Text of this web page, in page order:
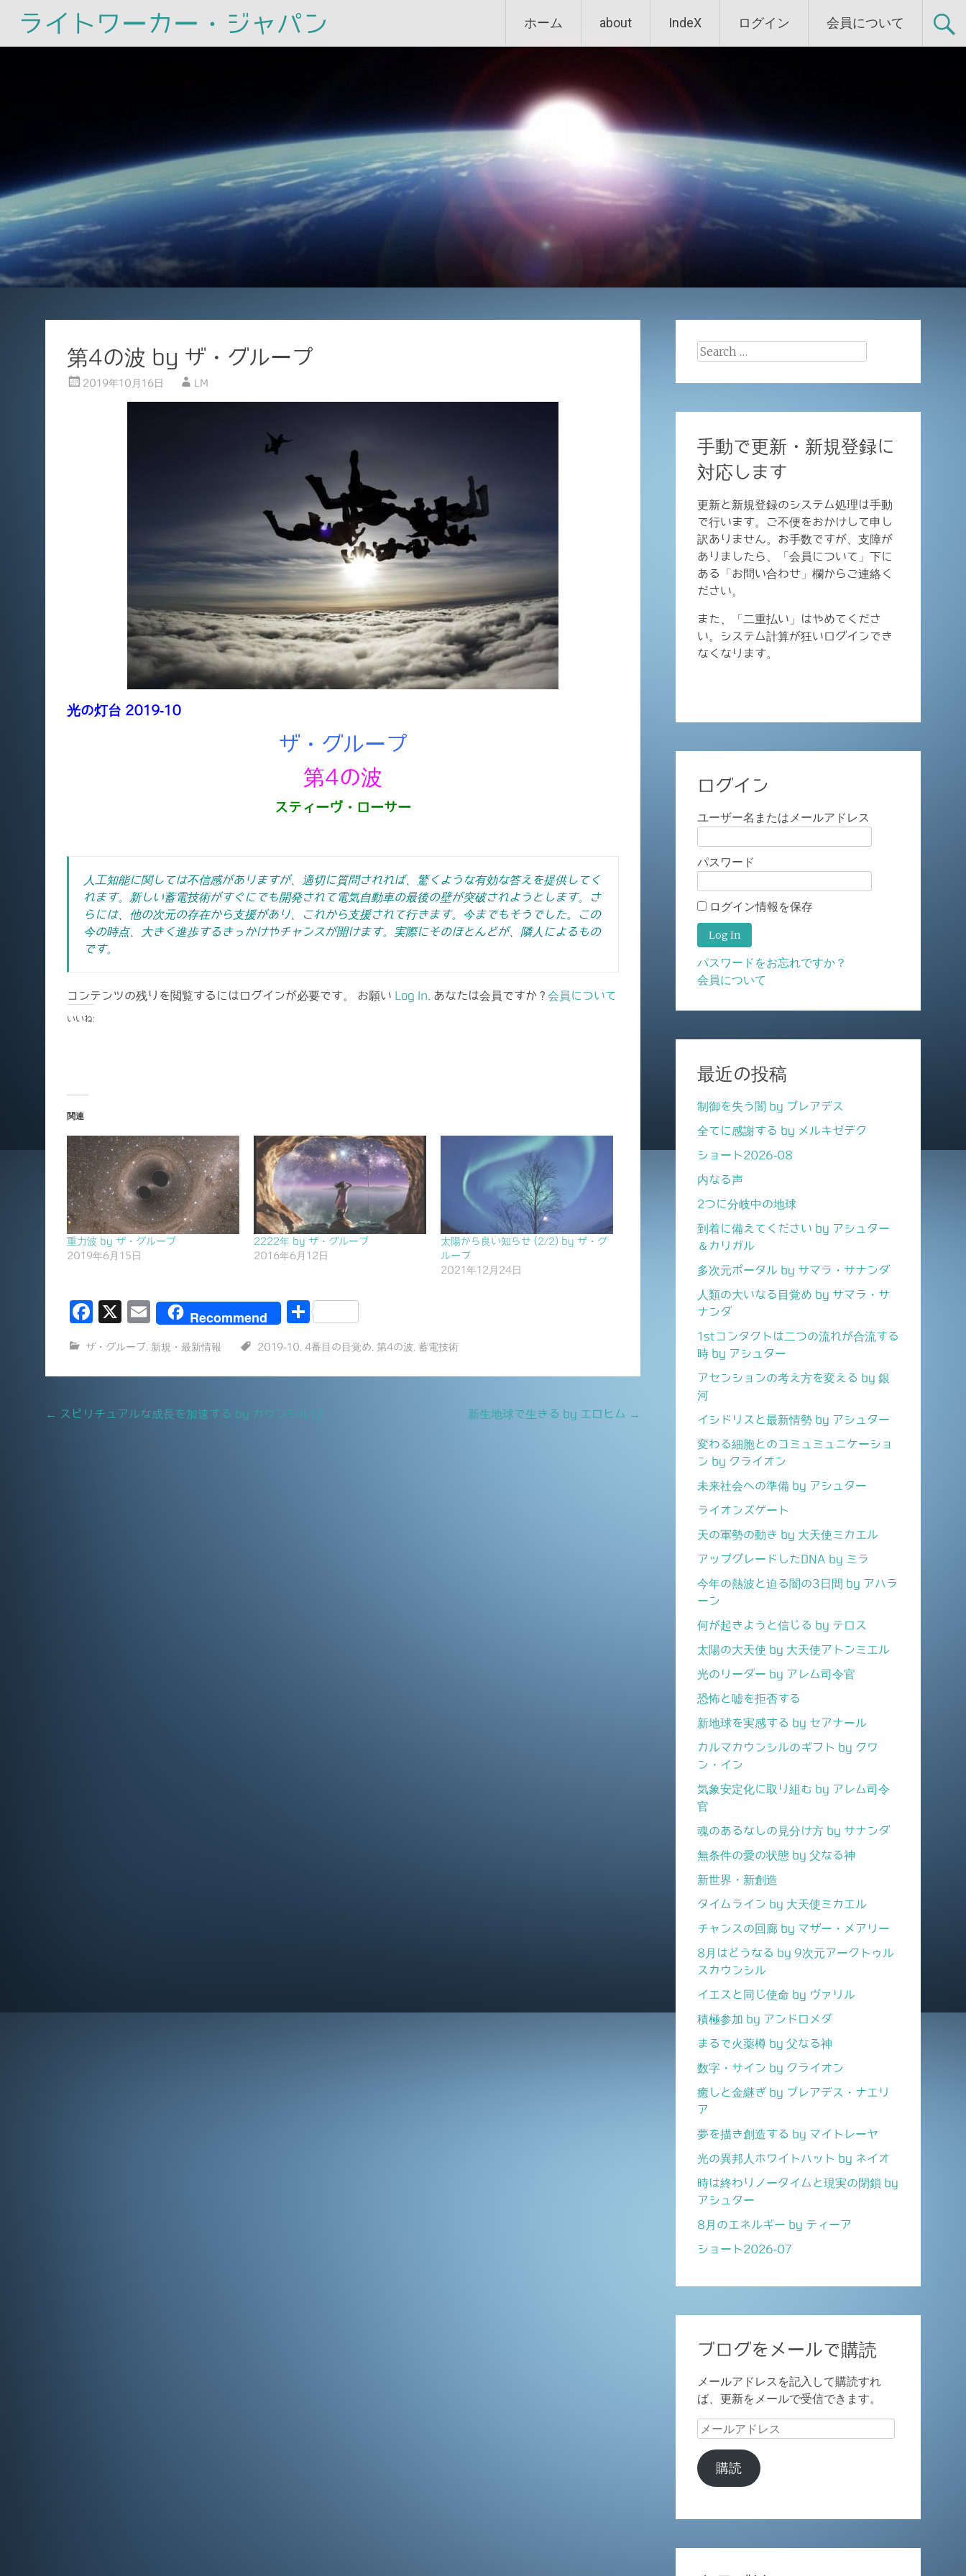
ライトワーカー・ジャパン
to
ホーム about IndeX ログイン 会員について
第4の波 by ザ・グループ
2019年10月16日 LM
光の灯台 2019-10
ザ・グループ
第4の波
スティーヴ・ローサー
人工知能に関しては不信感がありますが、適切に質問されれば、驚くような有効な答えを提供してく
れます。新しい蓄電技術がすぐにでも開発されて電気自動車の最後の壁が突破されようとします。さ
らには、他の次元の存在から支援があり、これから支援されて行きます。今までもそうでした。この
今の時点、大きく進歩するきっかけやチャンスが開けます。実際にそのほとんどが、隣人によるもの
です。
コンテンツの残りを閲覧するにはログインが必要です。 お願い Log In . あなたは会員ですか ? 会員について
いいね:
関連
重力波 by ザ・グループ
2019年6月15日
2222年 by ザ・グループ
2016年6月12日
太陽から良い知らせ (2/2) by ザ・グ
ループ
2021年12月24日
F
e
b
X
E
ai
l
Recommend
共
ザ・グループ 新規・最新情報 2019-10 4番目の目覚め 第4の波 蓄電技術
Post
← スピリチュアルな成長を加速する by カウンシル12 新生地球で生きる by エロヒム →
Search
手動で更新・新規登録に
対応します
更新と新規登録のシステム処理は手動
で行います。ご不便をおかけして申し
訳ありません。お手数ですが、支障が
ありましたら、「会員について」下に
ある「お問い合わせ」欄からご連絡く
ださい。
また、「二重払い」はやめてくださ
い。システム計算が狂いログインでき
なくなります。
ログイン
ユーザー名またはメールアドレス
パスワード
ログイン情報を保存
パスワードをお忘れですか？
会員について
最近の投稿
制御を失う闇 by プレアデス
全てに感謝する by メルキゼデク
ショート2026-08
内なる声
2つに分岐中の地球
到着に備えてください by アシュター
＆カリガル
多次元ポータル by サマラ・サナンダ
人類の大いなる目覚め by サマラ・サ
ナンダ
1stコンタクトは二つの流れが合流する
時 by アシュター
アセンションの考え方を変える by 銀
河
イシドリスと最新情勢 by アシュター
変わる細胞とのコミュミュニケーショ
ン by クライオン
未来社会への準備 by アシュター
ライオンズゲート
天の軍勢の動き by 大天使ミカエル
アップグレードしたDNA by ミラ
今年の熱波と迫る闇の3日間 by アハラ
ーン
何が起きようと信じる by テロス
太陽の大天使 by 大天使アトンミエル
光のリーダー by アレム司令官
恐怖と嘘を拒否する
新地球を実感する by セアナール
カルマカウンシルのギフト by クワ
ン・イン
気象安定化に取り組む by アレム司令
官
魂のあるなしの見分け方 by サナンダ
無条件の愛の状態 by 父なる神
新世界・新創造
タイムライン by 大天使ミカエル
チャンスの回廊 by マザー・メアリー
8月はどうなる by 9次元アークトゥル
スカウンシル
イエスと同じ使命 by ヴァリル
積極参加 by アンドロメダ
まるで火薬樽 by 父なる神
数字・サイン by クライオン
癒しと金継ぎ by プレアデス・ナエリ
ア
夢を描き創造する by マイトレーヤ
光の異邦人ホワイトハット by ネイオ
時は終わりノータイムと現実の閉鎖 by
アシュター
8月のエネルギー by ティーア
ショート2026-07
ブログをメールで購読
メールアドレスを記入して購読すれ
ば、更新をメールで受信できます。
メ
ル
ア
購読